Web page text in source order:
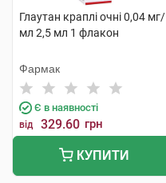
Глаутан краплі очні 0,04 мг/
мл 2,5 мл 1 флакон
Фармак
Є в наявності
від 329.60 грн
КУПИТИ